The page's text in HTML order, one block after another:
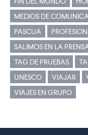
MEDIOS DE
PASCUA
SALIMOS EN LA
TAG DE PRUEBAS
UNESCO
VIAJAR
VIAJES EN GRUPO